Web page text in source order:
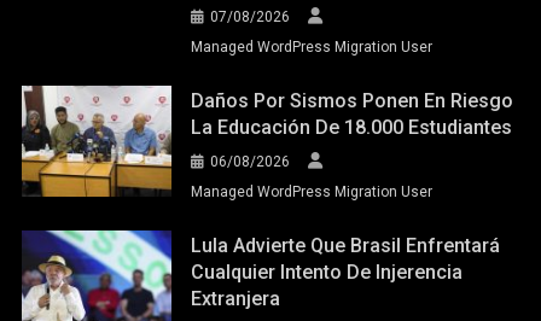
07/08/2026
Managed WordPress Migration User
Daños Por Sismos Ponen En Riesgo
La Educación De 18.000 Estudiantes
06/08/2026
Managed WordPress Migration User
Lula Advierte Que Brasil Enfrentará
Cualquier Intento De Injerencia
Extranjera